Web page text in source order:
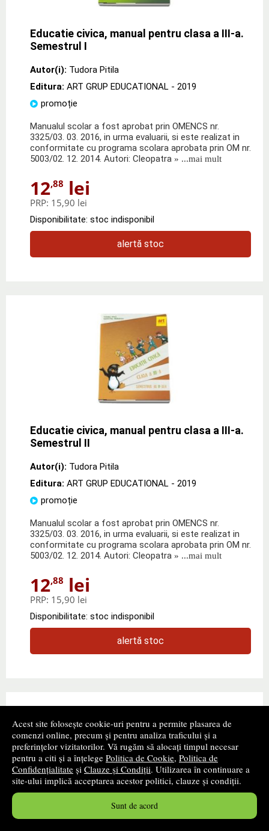
Acest site folosește cookie-uri pentru a permite plasarea de
comenzi online, precum și pentru analiza traficului și a
preferințelor vizitatorilor. Vă rugăm să alocați timpul necesar
pentru a citi și a înțelege Politica de Cookie, Politica de
Confidențialitate și Clauze și Condiții. Utilizarea în continuare a
site-ului implică acceptarea acestor politici, clauze și condiții.
Sunt de acord
Educatie civica, manual pentru clasa a III-a.
Semestrul I
Autor(i): Tudora Pitila
Editura: ART GRUP EDUCATIONAL - 2019
promoție
Manualul scolar a fost aprobat prin OMENCS nr.
3325/03. 03. 2016, in urma evaluarii, si este realizat in
conformitate cu programa scolara aprobata prin OM nr.
5003/02. 12. 2014. Autori: Cleopatra » ...mai mult
12,88 lei
PRP: 15,90 lei
Disponibilitate: stoc indisponibil
alertă stoc
Educatie civica, manual pentru clasa a III-a.
Semestrul II
Autor(i): Tudora Pitila
Editura: ART GRUP EDUCATIONAL - 2019
promoție
Manualul scolar a fost aprobat prin OMENCS nr.
3325/03. 03. 2016, in urma evaluarii, si este realizat in
conformitate cu programa scolara aprobata prin OM nr.
5003/02. 12. 2014. Autori: Cleopatra » ...mai mult
12,88 lei
PRP: 15,90 lei
Disponibilitate: stoc indisponibil
alertă stoc